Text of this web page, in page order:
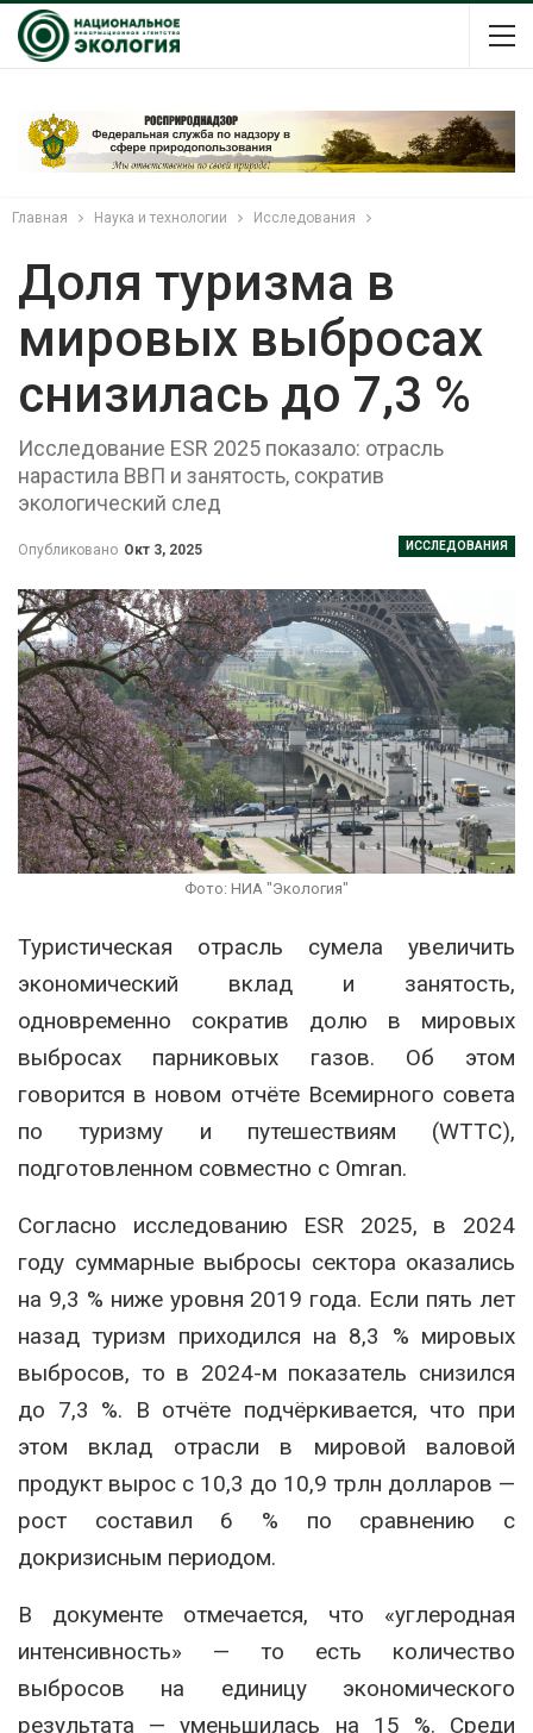
Главная Наука и технологии Исследования
Доля туризма в
мировых выбросах
снизилась до 7,3 %
Исследование ESR 2025 показало: отрасль
нарастила ВВП и занятость, сократив
экологический след
ИССЛЕДОВАНИЯ
Опубликовано Окт 3, 2025
Фото: НИА "Экология"
Туристическая отрасль сумела увеличить
экономический вклад и занятость,
одновременно сократив долю в мировых
выбросах парниковых газов. Об этом
говорится в новом отчёте Всемирного совета
по туризму и путешествиям (WTTC),
подготовленном совместно с Omran.
Согласно исследованию ESR 2025, в 2024
году суммарные выбросы сектора оказались
на 9,3 % ниже уровня 2019 года. Если пять лет
назад туризм приходился на 8,3 % мировых
выбросов, то в 2024-м показатель снизился
до 7,3 %. В отчёте подчёркивается, что при
этом вклад отрасли в мировой валовой
продукт вырос с 10,3 до 10,9 трлн долларов —
рост составил 6 % по сравнению с
докризисным периодом.
В документе отмечается, что «углеродная
интенсивность» — то есть количество
выбросов на единицу экономического
результата — уменьшилась на 15 %. Среди